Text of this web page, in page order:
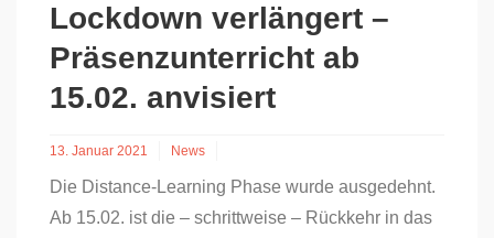
Lockdown verlängert –
Präsenzunterricht ab
15.02. anvisiert
13. Januar 2021 News
Die Distance-Learning Phase wurde ausgedehnt.
Ab 15.02. ist die – schrittweise – Rückkehr in das